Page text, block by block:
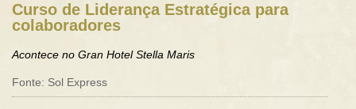
Curso de Liderança Estratégica para
colaboradores
Acontece no Gran Hotel Stella Maris
Fonte: Sol Express